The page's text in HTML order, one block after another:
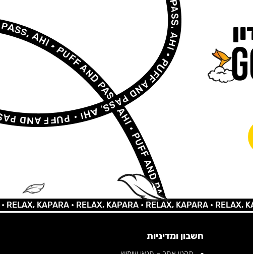
KAPARA •RELAX, KAPARA •RELAX, KAPARA •RELAX,
חשבון ומדיניות